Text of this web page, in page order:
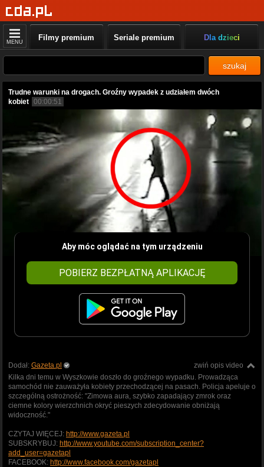
MENU Filmy premium Seriale premium Dla dzieci
szukaj
Trudne warunki na drogach. Groźny wypadek z udziałem dwóch
kobiet 00:00:51
Aby móc oglądać na tym urządzeniu
POBIERZ BEZPŁATNĄ APLIKACJĘ
zwiń opis video
Dodał: Gazeta.pl
Kilka dni temu w Wyszkowie doszło do groźnego wypadku. Prowadząca
samochód nie zauważyła kobiety przechodzącej na pasach. Policja apeluje o
szczególną ostrożność: "Zimowa aura, szybko zapadający zmrok oraz
ciemne kolory wierzchnich okryć pieszych zdecydowanie obniżają
widoczność."
CZYTAJ WIĘCEJ: http://www.gazeta.pl
SUBSKRYBUJ: http://www.youtube.com/subscription_center?
add_user=gazetapl
FACEBOOK: http://www.facebook.com/gazetapl